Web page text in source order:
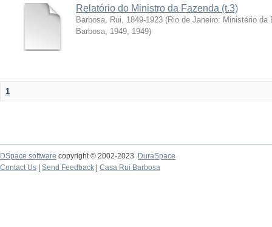
Relatório do Ministro da Fazenda (t.3)
Barbosa, Rui, 1849-1923 (Rio de Janeiro: Ministério
Barbosa, 1949, 1949)
1
DSpace software copyright © 2002-2023
DuraSpace
Contact Us
Send Feedback Casa Rui Barbosa